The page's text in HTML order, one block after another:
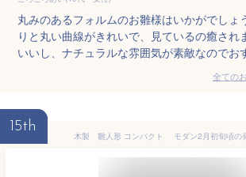
丸みのあるフォルムのお雛様はいかがでしょ
りと丸い曲線がきれいで、見ているの癒され
いいし、ナチュラルな雰囲気が素敵なのでお
全ての
15th
木製 雛人形 コンパクト モダン2月初旬頃の発